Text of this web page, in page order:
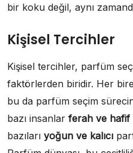
bir koku değil, aynı
Kişisel Tercihler
Kişisel tercihler, parfüm
faktörlerden biridir. Her
bu da parfüm seçim
bazı insanlar ferah ve hafif
bazıları yoğun ve kalıcı